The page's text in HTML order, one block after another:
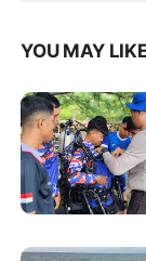
YOU MAY